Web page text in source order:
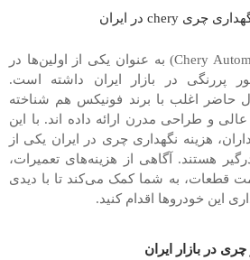
برند چری (Chery Automobile Co., Ltd) به عنوان یکی از اولین‌ها در
پررنگی در بازار ایران داشته است.
حاضر اغلب با برند فونیکس هم شناخته
و طراحی مدرن ارائه داده اند. با این
هزینه نگهداری چری در ایران یکی از
هستند. آگاهی از هزینه‌های تعمیرات،
قطعات، به شما کمک می‌کند تا با دیدی
این خودروها اقدام کنید.
در بازار ایران